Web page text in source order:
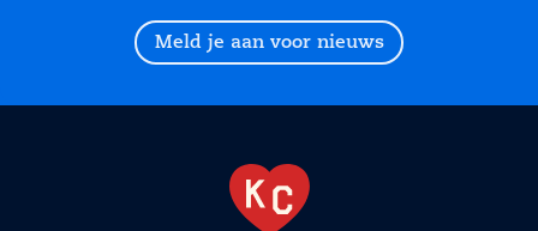
Meld je aan voor nieuws